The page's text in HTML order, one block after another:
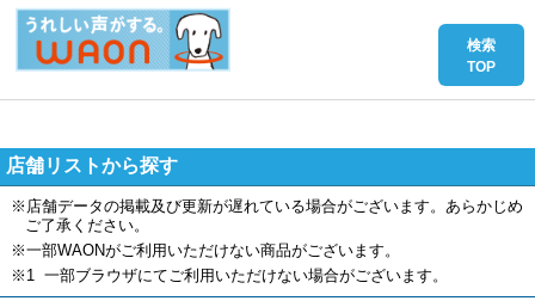
店舗リストから探す
※店舗データの掲載及び更新が遅れている場合がございます。あらかじめ
ご了承ください。
※一部WAONがご利用いただけない商品がございます。
※1 一部ブラウザにてご利用いただけない場合がございます。